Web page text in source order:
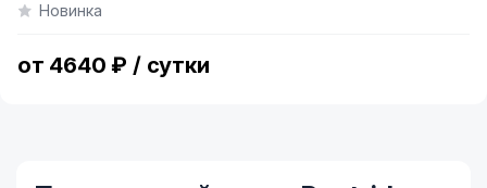
of
Новинка
от 4640 ₽ / сутки